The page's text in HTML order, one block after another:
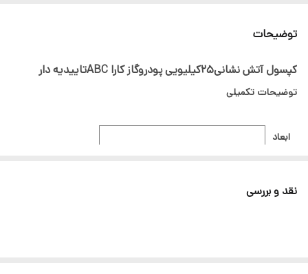
توضیحات
کپسول آتش نشانی25کیلیویی پودروگاز کارا ABCتاییدیه دار
توضیحات تکمیلی
ابعاد
نقد و بررسی